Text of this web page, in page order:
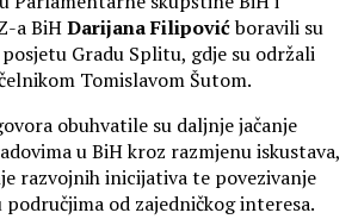
a BiHDarijana Filipovićboravili su
Gradu Splitu, gdje su održali
Tomislavom Šutom.
obuhvatile su daljnje jačanje
u BiH kroz razmjenu iskustava,
razvojnih inicijativa te povezivanje
od zajedničkog interesa.